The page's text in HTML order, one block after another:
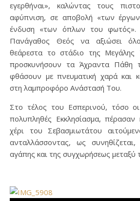
εγερθήναι», καλώντας τους
αφύπνιση, σε αποβολή «των
ένδυση «των όπλων του φωτός».
Πανάγαθος Θεός να αξιώσει
θεάρεστα το στάδιο της Μεγάλης
προσκυνήσουν τα Άχραντα Πάθη
φθάσουν με πνευματική χαρά και
στη λαμπροφόρο Ανάστασή Του.
Στο τέλος του Εσπερινού, τόσο
πολυπληθές Εκκλησίασμα,
χέρι του Σεβασμιωτάτου
ανταλλάσσοντας, ως
αγάπης και της συγχωρήσεως μεταξύ